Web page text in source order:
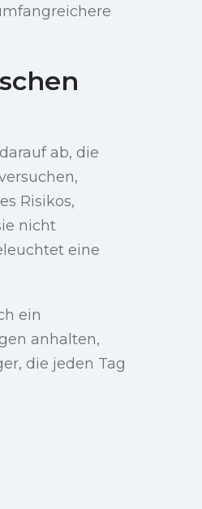
ab, die
Risikos,
nicht
eine
ein
anhalten,
die jeden Tag